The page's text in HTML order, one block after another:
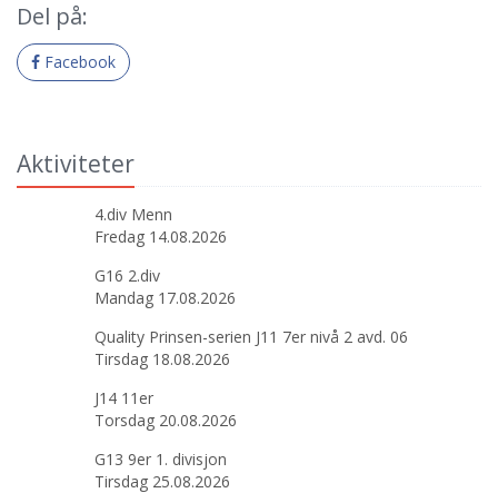
Del på:
Facebook
Aktiviteter
4.div Menn
Fredag 14.08.2026
G16 2.div
Mandag 17.08.2026
Quality Prinsen-serien J11 7er nivå 2 avd. 06
Tirsdag 18.08.2026
J14 11er
Torsdag 20.08.2026
G13 9er 1. divisjon
Tirsdag 25.08.2026